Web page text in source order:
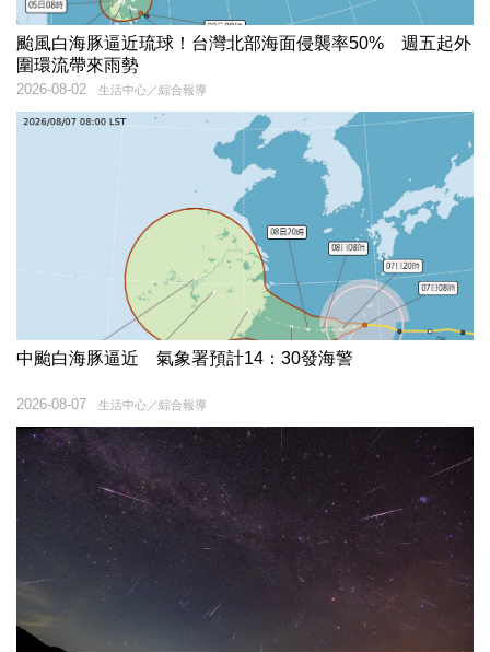
颱風白海豚逼近琉球！台灣北部海面侵襲率50% 週五起外
圍環流帶來雨勢
生活中心／綜合報導
2026-08-02
中颱白海豚逼近 氣象署預計14：30發海警
生活中心／綜合報導
2026-08-07